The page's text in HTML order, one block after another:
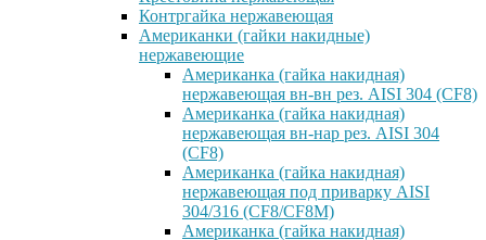
Контргайка нержавеющая
Американки (гайки накидные)
нержавеющие
Американка (гайка накидная)
нержавеющая вн-вн рез. AISI 304 (CF8)
Американка (гайка накидная)
нержавеющая вн-нар рез. AISI 304
(CF8)
Американка (гайка накидная)
нержавеющая под приварку AISI
304/316 (CF8/CF8M)
Американка (гайка накидная)